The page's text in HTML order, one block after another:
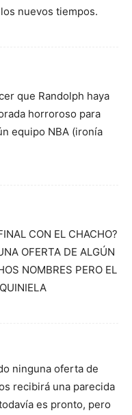
nuevos tiempos.
que Randolph haya
horroroso para
equipo NBA (ironía
CON EL CHACHO?
OFERTA DE ALGÚN
NOMBRES PERO EL
ninguna oferta de
recibirá una parecida
es pronto, pero